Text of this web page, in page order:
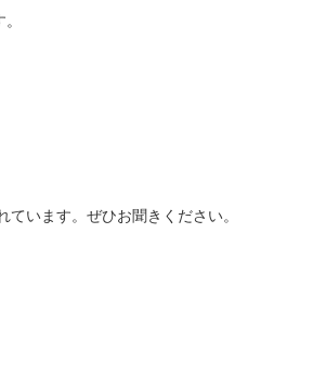
います。ぜひお聞きください。